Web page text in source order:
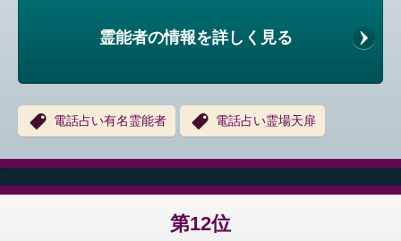
霊能者の情報を詳しく見る
電話占い有名霊能者 電話占い霊場天扉
第12位